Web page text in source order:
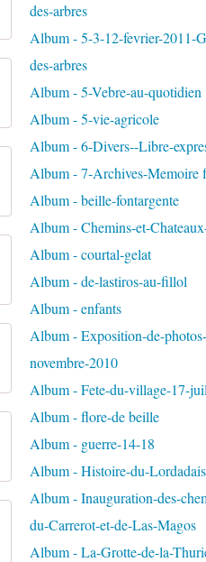
des-arbres
Album - 5-3-12-fevrier-2011-
des-arbres
Album - 5-Vebre-au-quotidien
Album - 5-vie-agricole
Album - 6-Divers--Libre-
Album - 7-Archives-Memoire
Album - beille-fontargente
Album - Chemins-et-
Album - courtal-gelat
Album - de-lastiros-au-fillol
Album - enfants
Album - Exposition-de-
novembre-2010
Album - Fete-du-village-17-
Album - flore-de beille
Album - guerre-14-18
Album - Histoire-du-Lordadais
Album - Inauguration-des-
du-Carrerot-et-de-Las-Magos
Album - La-Grotte-de-la-